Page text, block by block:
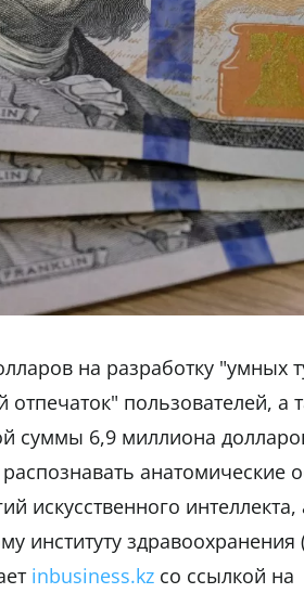
на разработку "умных
пользователей, а
суммы 6,9 миллиона
анатомические
искусственного интеллекта,
институту здравоохранения
inbusiness.kz со ссылкой на